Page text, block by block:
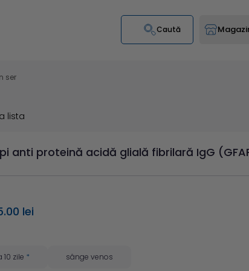
Caută
ser
lista
anti proteină acidă glială fibrilară IgG
lei
10 zile * sânge venos